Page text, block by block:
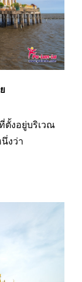
ตั้งอยู่บริเวณ
งว่า
ลอนุสรณ์ที่
ะพุทธรูป
ค์อื่นๆ ให้
งคล
ป็นอย่าง